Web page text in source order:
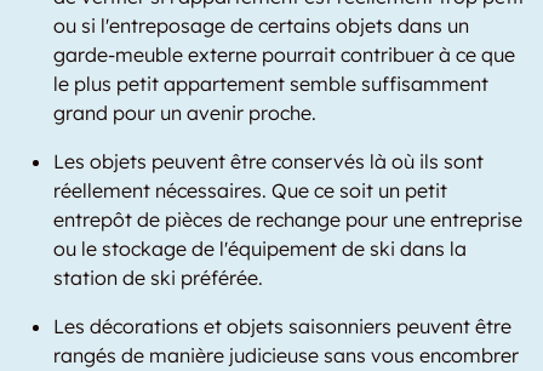
ou si l'entreposage de certains objets dans un
garde-meuble externe pourrait contribuer à ce que
le plus petit appartement semble suffisamment
grand pour un avenir proche.
Les objets peuvent être conservés là où ils sont
réellement nécessaires. Que ce soit un petit
entrepôt de pièces de rechange pour une entreprise
ou le stockage de l'équipement de ski dans la
station de ski préférée.
Les décorations et objets saisonniers peuvent être
rangés de manière judicieuse sans vous encombrer